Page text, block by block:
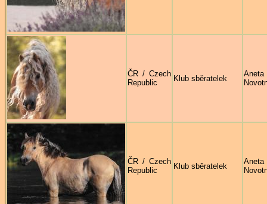
ČR / Czech
Republic
Klub sběratelek
Aneta
ČR / Czech
Republic
Klub sběratelek
Aneta